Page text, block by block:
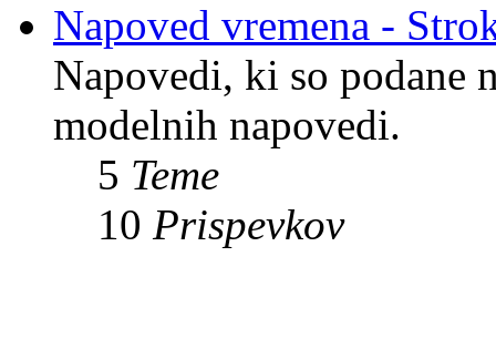
Napoved vremena -
Napovedi, ki so podane
modelnih napovedi.
5 Teme
10 Prispevkov